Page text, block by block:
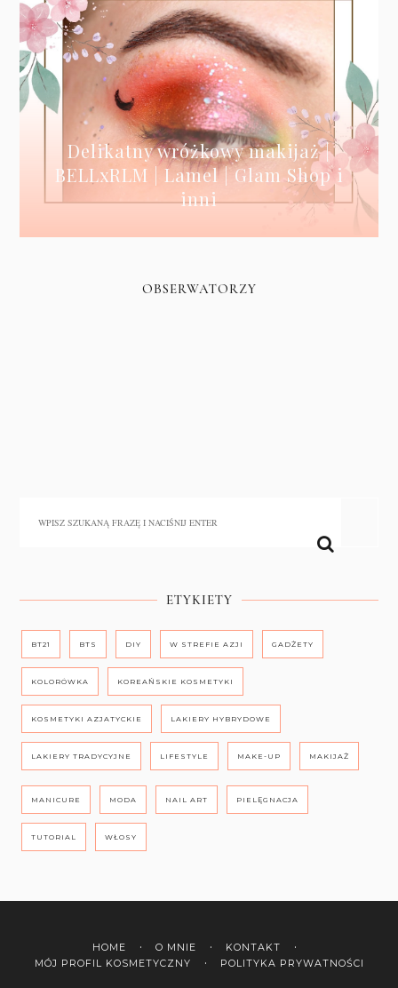
Delikatny wróżkowy makijaż |
BELLxRLM | Lamel | Glam Shop i
inni
OBSERWATORZY
ETYKIETY
BT21 BTS DIY W STREFIE AZJI GADŻETY
KOLORÓWKA KOREAŃSKIE KOSMETYKI
KOSMETYKI AZJATYCKIE LAKIERY HYBRYDOWE
LAKIERY TRADYCYJNE LIFESTYLE MAKE-UP MAKIJAŻ
MANICURE MODA NAIL ART PIELĘGNACJA
TUTORIAL WŁOSY
HOME O MNIE
KONTAKT
MÓJ PROFIL KOSMETYCZNY
POLITYKA PRYWATNOŚCI